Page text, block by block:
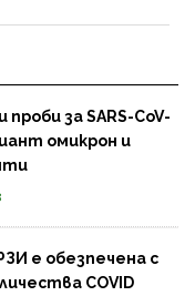
проби за SARS-CoV-
омикрон и
е обезпечена с
COVID